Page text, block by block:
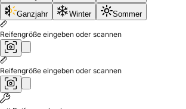
50%
sparenGanzjahr
Winter Sommer
Reifengröße eingeben oder scannen
Reifengröße eingeben oder scannen